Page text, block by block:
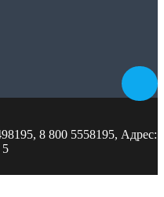
8 800 5558195, Адрес:
5